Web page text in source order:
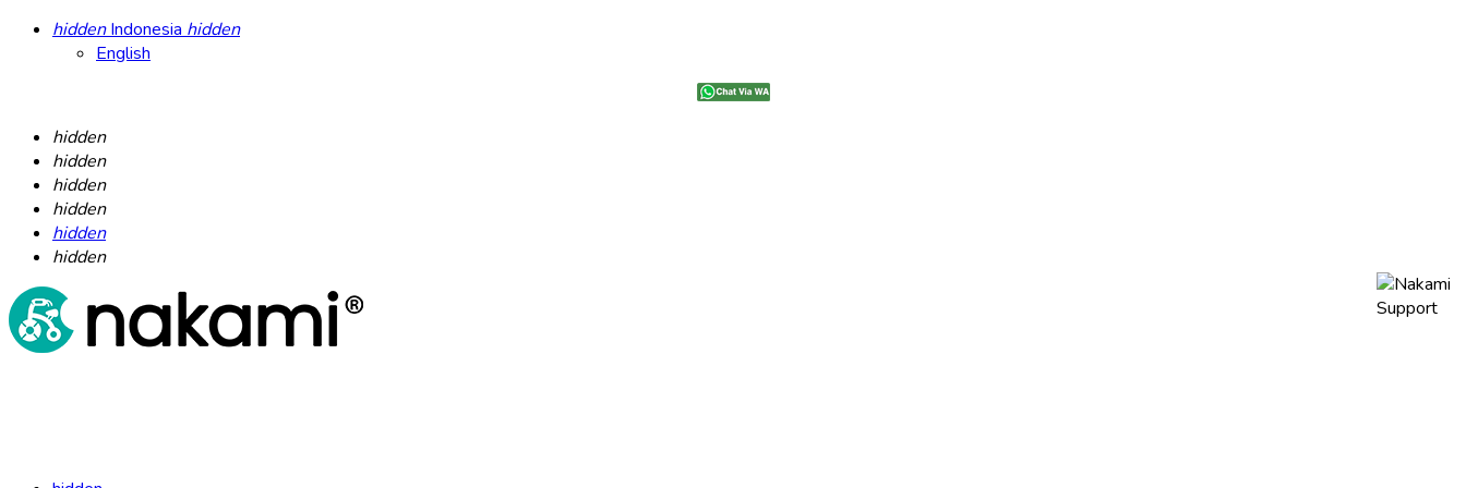
hiddenIndonesia hidden
English
hidden
hidden
hidden
hidden
hidden
hidden